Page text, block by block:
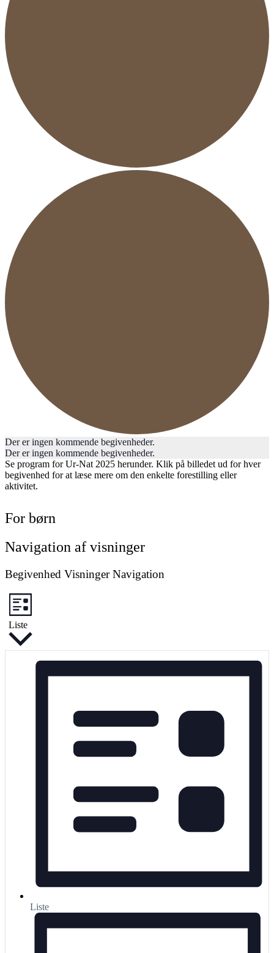
Der er ingen kommende begivenheder.
Der er ingen kommende begivenheder.
Se program for Ur-Nat 2025 herunder. Klik på billedet ud for hver
begivenhed for at læse mere om den enkelte forestilling eller
aktivitet.
For børn
Navigation af visninger
Begivenhed Visninger Navigation
Liste
Liste